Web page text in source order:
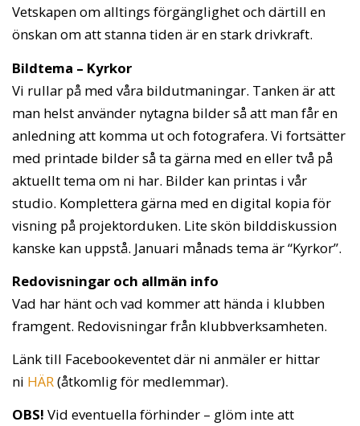
Vetskapen om alltings förgänglighet och därtill en
önskan om att stanna tiden är en stark drivkraft.
Bildtema – Kyrkor
Vi rullar på med våra bildutmaningar. Tanken är att
man helst använder nytagna bilder så att man får en
anledning att komma ut och fotografera. Vi fortsätter
med printade bilder så ta gärna med en eller två på
aktuellt tema om ni har. Bilder kan printas i vår
studio. Komplettera gärna med en digital kopia för
visning på projektorduken. Lite skön bilddiskussion
kanske kan uppstå. Januari månads tema är “Kyrkor”.
Redovisningar och allmän info
Vad har hänt och vad kommer att hända i klubben
framgent. Redovisningar från klubbverksamheten.
Länk till Facebookeventet där ni anmäler er hittar
ni HÄR(åtkomlig för medlemmar).
OBS! Vid eventuella förhinder – glöm inte att